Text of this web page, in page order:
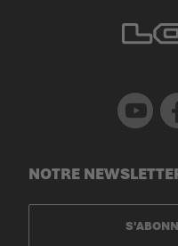
Youtube
NOTRE